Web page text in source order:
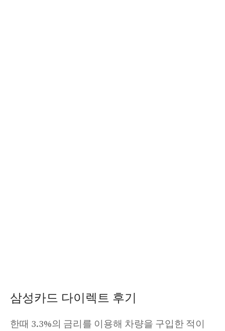
삼성카드 다이렉트 후기
한때 3.3%의 금리를 이용해 차량을 구입한 적이